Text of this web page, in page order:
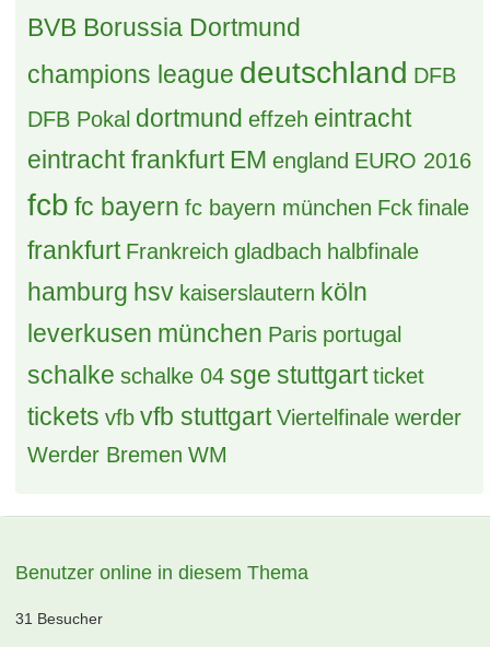
BVB Borussia Dortmund
champions league deutschland DFB
DFB Pokal dortmund effzeh eintracht
eintracht frankfurt EM england EURO 2016
fcb fc bayern fc bayern münchen Fck finale
frankfurt Frankreich gladbach halbfinale
hamburg hsv kaiserslautern köln
leverkusen münchen Paris portugal
schalke schalke 04 sge stuttgart ticket
tickets vfb vfb stuttgart Viertelfinale werder
Werder Bremen WM
Benutzer online in diesem Thema
31 Besucher